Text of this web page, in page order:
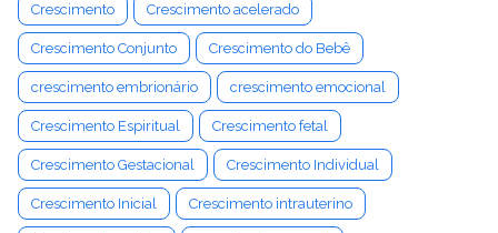
Crescimento Crescimento acelerado
Crescimento Conjunto Crescimento do Bebê
crescimento embrionário crescimento emocional
Crescimento Espiritual Crescimento fetal
Crescimento Gestacional Crescimento Individual
Crescimento Inicial Crescimento intrauterino